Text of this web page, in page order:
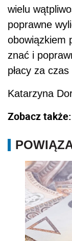
wielu
poprawne
obowiązkiem
znać i
płacy za
Katarzyna
Zobacz także: